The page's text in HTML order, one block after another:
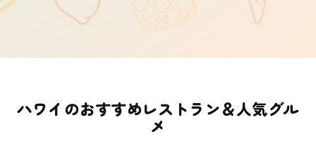
ハワイのおすすめレストラン＆人気グル
メ